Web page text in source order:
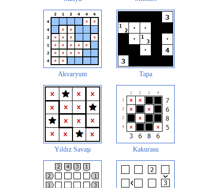
Akvaryum Tapa
Yıldız Savaşı Kakurasu